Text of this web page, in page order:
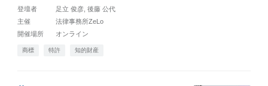
登壇者 足立 俊彦 後藤 公代
主催
法律事務所ZeLo
開催場所
オンライン
商標 特許 知的財産